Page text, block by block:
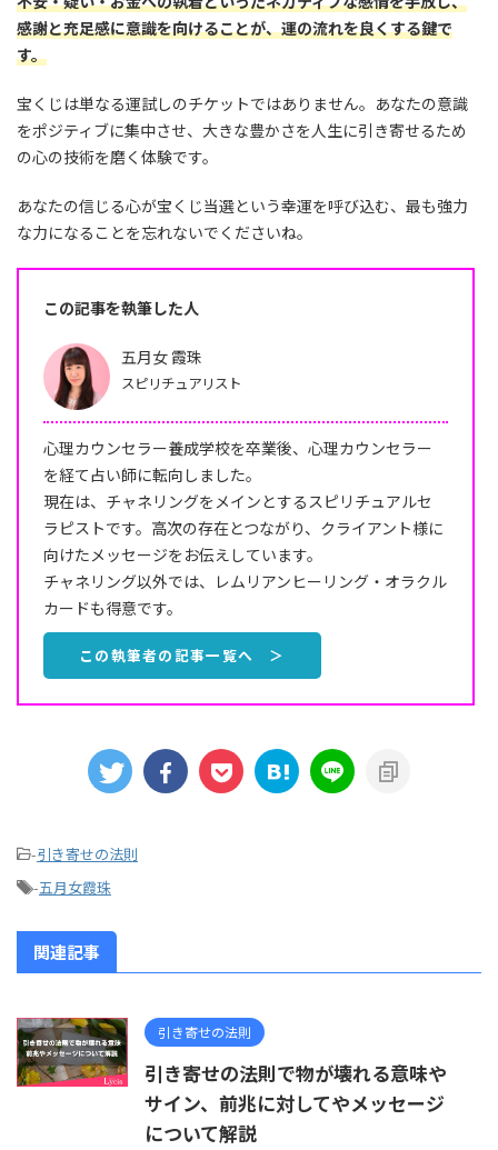
感謝と充足感に意識を向けることが、運の流れを良くする鍵で
す。
宝くじは単なる運試しのチケットではありません。あなたの意識
をポジティブに集中させ、大きな豊かさを人生に引き寄せるため
の心の技術を磨く体験です。
あなたの信じる心が宝くじ当選という幸運を呼び込む、最も強力
な力になることを忘れないでくださいね。
この記事を執筆した人
五月女 霞珠
スピリチュアリスト
心理カウンセラー養成学校を卒業後、心理カウンセラー
を経て占い師に転向しました。
現在は、チャネリングをメインとするスピリチュアルセ
ラピストです。高次の存在とつながり、クライアント様に
向けたメッセージをお伝えしています。
チャネリング以外では、レムリアンヒーリング・オラクル
カードも得意です。
この執筆者の記事一覧へ ＞
-引き寄せの法則
-五月女霞珠
関連記事
引き寄せの法則
引き寄せの法則で物が壊れる意味や
サイン、前兆に対してやメッセージ
について解説